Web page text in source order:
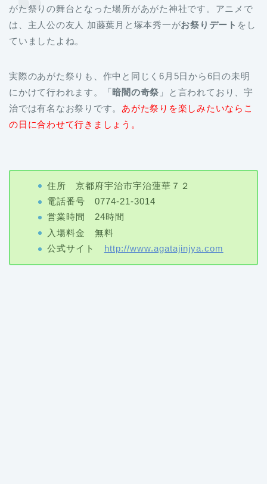
がた祭りの舞台となった場所があがた神社です。アニメで
は、主人公の友人 加藤葉月と塚本秀一がお祭りデート をし
ていましたよね。
実際のあがた祭りも、作中と同じく6月5日から6日の未明
にかけて行われます。「暗闇の奇祭 」と言われており、宇
治では有名なお祭りです。 あがた祭りを楽しみたいならこ
の日に合わせて行きましょう。
住所 京都府宇治市宇治蓮華７２
電話番号 0774-21-3014
営業時間 24時間
入場料金 無料
公式サイト http://www.agatajinjya.com